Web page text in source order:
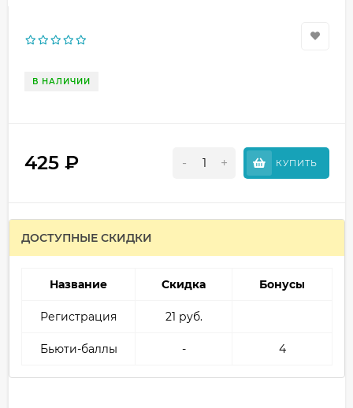
В НАЛИЧИИ
425 ₽ - + КУПИТЬ
ДОСТУПНЫЕ СКИДКИ
Название Скидка Бонусы
Регистрация 21 руб.
Бьюти-баллы - 4